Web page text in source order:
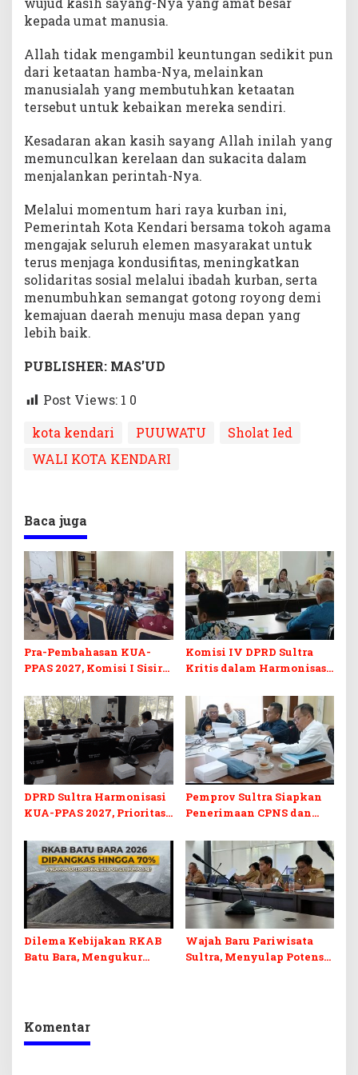
kepada umat manusia.
Allah tidak mengambil keuntungan sedikit pun
dari ketaatan hamba-Nya, melainkan
manusialah yang membutuhkan ketaatan
tersebut untuk kebaikan mereka sendiri.
Kesadaran akan kasih sayang Allah inilah yang
memunculkan kerelaan dan sukacita dalam
menjalankan perintah-Nya.
Melalui momentum hari raya kurban ini,
Pemerintah Kota Kendari bersama tokoh agama
mengajak seluruh elemen masyarakat untuk
terus menjaga kondusifitas, meningkatkan
solidaritas sosial melalui ibadah kurban, serta
menumbuhkan semangat gotong royong demi
kemajuan daerah menuju masa depan yang
lebih baik.
PUBLISHER: MAS’UD
Post Views: 1 0
kota kendari
PUUWATU
Sholat Ied
WALI KOTA KENDARI
Baca juga
Pra-Pembahasan KUA-
PPAS 2027, Komisi I Sisir
Berkelanjutan
Komisi IV DPRD Sultra
Kritis dalam Harmonisasi
Perubahan APBD 2026
DPRD Sultra Harmonisasi
KUA-PPAS 2027, Prioritas
dan Pelunasan Utang
Infrastruktur
Pemprov Sultra Siapkan
Penerimaan CPNS dan
Desak Formasi Disabilitas
Dilema Kebijakan RKAB
Batu Bara, Mengukur
Wajah Baru Pariwisata
Sultra, Menyulap Potensi
Komentar